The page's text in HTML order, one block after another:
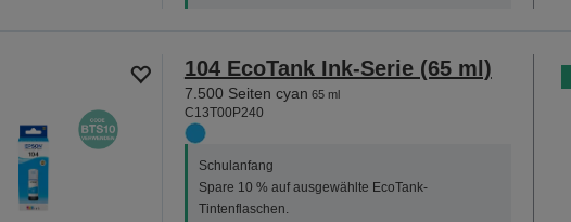
104 EcoTank Ink-Serie (65 ml)
7.500 Seiten cyan 65 ml
C13T00P240
Schulanfang
Spare 10 % auf ausgewählte EcoTank-
Tintenflaschen.